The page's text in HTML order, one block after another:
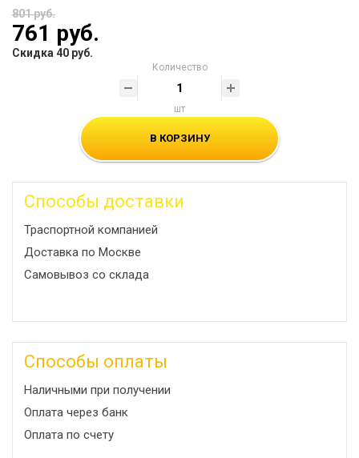
801 руб.
761 руб.
Скидка 40 руб.
Количество
шт
В КОРЗИНУ
Способы доставки
Траспортной компанией
Доставка по Москве
Самовывоз со склада
Способы оплаты
Наличными при получении
Оплата через банк
Оплата по счету